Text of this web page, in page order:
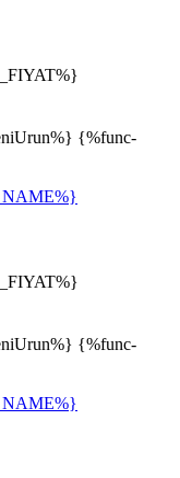
{%func-
{%func-